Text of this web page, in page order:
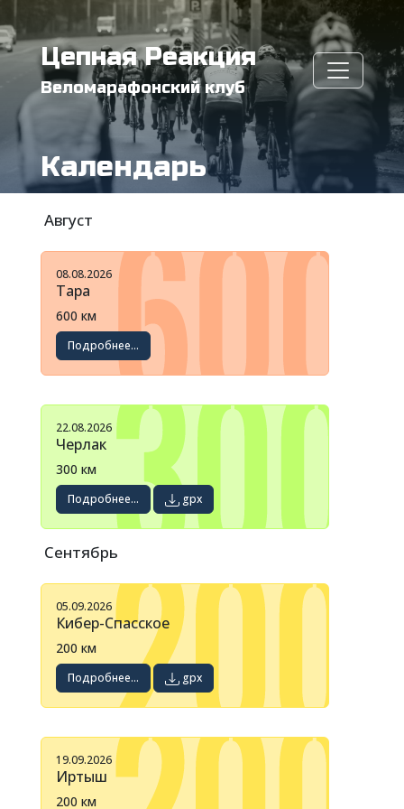
Цепная Реакция
Веломарафонский клуб
Календарь
Август
08.08.2026
Тара
600 км
Подробнее...
22.08.2026
Черлак
300 км
Подробнее... gpx
Сентябрь
05.09.2026
Кибер-Спасское
200 км
Подробнее... gpx
19.09.2026
Иртыш
200 км